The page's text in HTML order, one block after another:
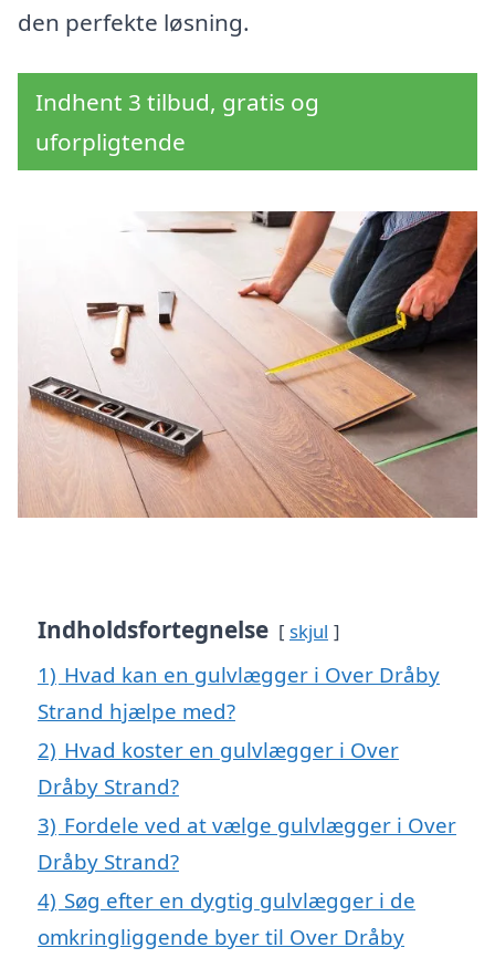
den perfekte løsning.
Indhent 3 tilbud, gratis og
uforpligtende
Indholdsfortegnelse skjul
1) Hvad kan en gulvlægger i Over Dråby
Strand hjælpe med?
2) Hvad koster en gulvlægger i Over
Dråby Strand?
3) Fordele ved at vælge gulvlægger i Over
Dråby Strand?
4) Søg efter en dygtig gulvlægger i de
omkringliggende byer til Over Dråby